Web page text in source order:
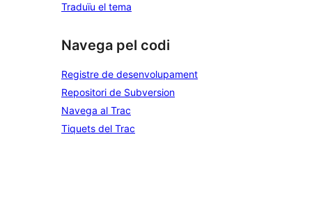
Traduïu el tema
Navega pel codi
Registre de desenvolupament
Repositori de Subversion
Navega al Trac
Tiquets del Trac